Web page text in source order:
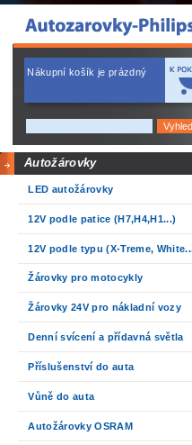
Nákupní košík je prázdný
Autožárovky
LED autožárovky
12V podle patice (H7,H4,H1...)
12V podle typu (X-Treme,
Žárovky pro motocykly
Žárovky 24V pro nákladní vozy
Denní svícení a přídavná světla
Příslušenství do auta
Vůně do auta
Autožárovky OSRAM